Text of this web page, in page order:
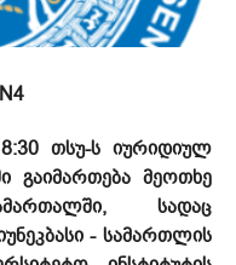
თსუ-ს იურიდიულ
გაიმართება მეოთხე
სადაც
- სამართლის